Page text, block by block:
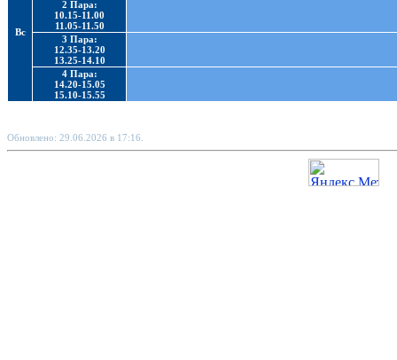
Вс
2 Пара:
10.15-11.00
11.05-11.50
3 Пара:
12.35-13.20
13.25-14.10
4 Пара:
14.20-15.05
15.10-15.55
Обновлено: 29.06.2026 в 17:16.